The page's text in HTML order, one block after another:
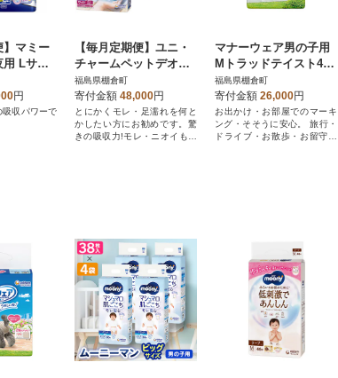
】マミー
用 Lサイ
2回
円
吸収パワーで
【毎月定期便】ユニ・
チャームペットデオシ
ートしっかり超吸収無
香消臭タイプワイド54
枚×4全2回
福島県棚倉町
寄付金額 48,000円
とにかくモレ・足濡れを何と
かしたい方にお勧めです。驚
きの吸収力!モレ・ニオイも安
マナーウェア男の子用
Mトラッドテイスト42
枚 4袋セット
福島県棚倉町
寄付金額 26,000円
お出かけ・お部屋でのマーキ
ング・そそうに安心。 旅行・
ドライブ・お散歩・お留守番